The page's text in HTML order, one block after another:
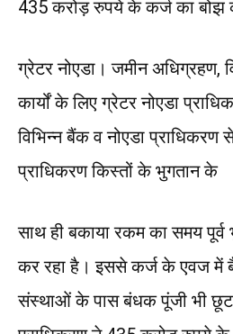
435 करोड़ रुपये के कर्ज का बोझ
ग्रेटर नोएडा। जमीन अधिग्रहण,
कार्यों के लिए ग्रेटर नोएडा
विभिन्न बैंक व नोएडा प्राधिकरण
प्राधिकरण किस्तों के भुगतान के
साथ ही बकाया रकम का समय
कर रहा है। इससे कर्ज के एवज में
संस्थाओं के पास बंधक पूंजी भी छूट